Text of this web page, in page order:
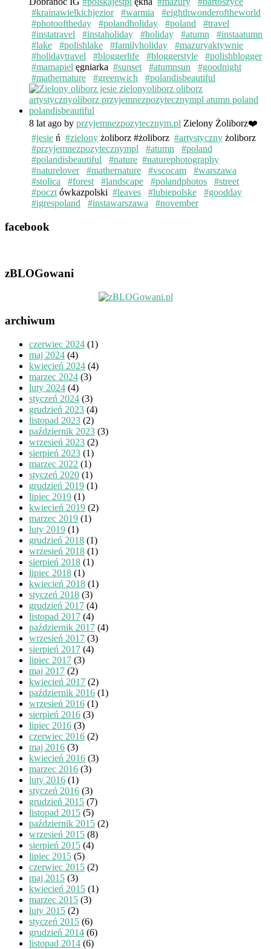
#krainawielkichjezior
#warmia
#eighthwonderoftheworld
#photooftheday
#polandholiday #poland
#travel
#instatravel
#instaholiday #holiday #atumn
#instaatumn
#lake
#polishlake #familyholiday
#mazuryaktywnie
#holidaytravel
#bloggerlife #bloggerstyle
#polishblogger
#mamapiel ęgniarka #sunset #atumnsun
#goodnight
#mathernature
#greenwich #polandisbeautiful
8 lat ago by przyjemnezpozytecznym.pl Zielony Żoliborz❤️
#jesie ń #zielony żoliborz #żoliborz #artystyczny żoliborz
#przyjemnezpozytecznympl
#atumn
#poland
#polandisbeautiful
#nature #naturephotography
#naturelover
#mathernature #vscocam
#warszawa
#stolica
#forest #landscape #polandphotos
#street
#poczt ówkazpolski #leaves #lubiepolske
#goodday
#igrespoland
#instawarszawa #november
facebook
zBLOGowani
archiwum
czerwiec 2024 (1)
maj 2024 (4)
kwiecień 2024 (4)
marzec 2024 (3)
luty 2024 (4)
styczeń 2024 (3)
grudzień 2023 (4)
listopad 2023 (2)
październik 2023 (3)
wrzesień 2023 (2)
sierpień 2023 (1)
marzec 2022 (1)
styczeń 2020 (1)
grudzień 2019 (1)
lipiec 2019 (1)
kwiecień 2019 (2)
marzec 2019 (1)
luty 2019 (1)
grudzień 2018 (1)
wrzesień 2018 (1)
sierpień 2018 (1)
lipiec 2018 (1)
kwiecień 2018 (1)
styczeń 2018 (3)
grudzień 2017 (4)
listopad 2017 (4)
październik 2017 (4)
wrzesień 2017 (3)
sierpień 2017 (4)
lipiec 2017 (3)
maj 2017 (2)
kwiecień 2017 (2)
październik 2016 (1)
wrzesień 2016 (1)
sierpień 2016 (3)
lipiec 2016 (3)
czerwiec 2016 (2)
maj 2016 (3)
kwiecień 2016 (3)
marzec 2016 (3)
luty 2016 (1)
styczeń 2016 (3)
grudzień 2015 (7)
listopad 2015 (5)
październik 2015 (2)
wrzesień 2015 (8)
sierpień 2015 (4)
lipiec 2015 (5)
czerwiec 2015 (2)
maj 2015 (3)
kwiecień 2015 (1)
marzec 2015 (3)
luty 2015 (2)
styczeń 2015 (6)
grudzień 2014 (6)
listopad 2014 (6)